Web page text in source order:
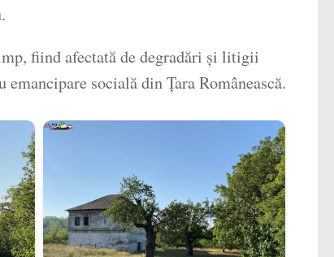
fiind afectată de degradări și litigii
socială din Țara Românească.